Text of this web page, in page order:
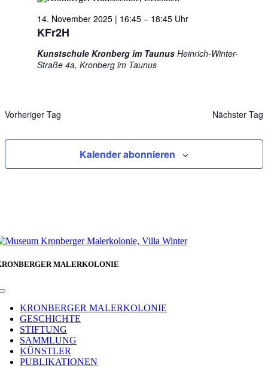
KFr2H
14. November 2025 | 16:45 – 18:45
Kunstschule Kronberg im Taunus Heinrich-Winter-
Straße 4a, Kronberg im Taunus
Vorheriger Tag Nächster Tag
Kalender abonnieren
MALERKOLONIE
Toggle
NavigationKRONBERGER MALERKOLONIE
GESCHICHTE
STIFTUNG
SAMMLUNG
KÜNSTLER
PUBLIKATIONEN